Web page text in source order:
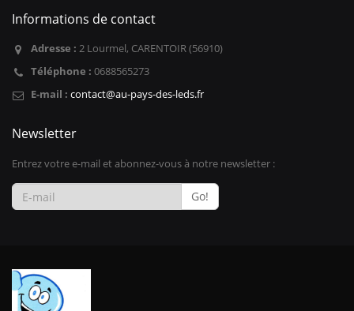
Informations de contact
Adresse : 2 Lourmel, CARENTOIR (56910)
Téléphone : 0688565273
E-mail : contact@au-pays-des-leds.fr
Newsletter
Entrez votre e-mail et abonnez-vous à notre newsletter :
Go!